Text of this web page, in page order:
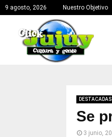
9 agosto, 2026 Nuestro Objetivo
DESTACADAS
Se
3 junio,